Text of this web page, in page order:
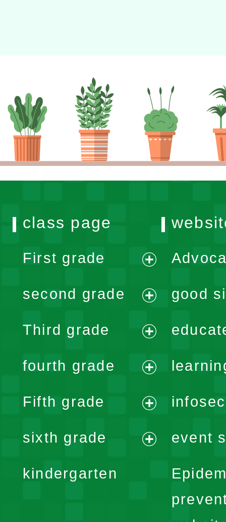
class page
First grade
menu
second grade
menu
Third grade
menu
fourth grade
menu
Fifth grade
menu
sixth grade
kindergarten
good
event